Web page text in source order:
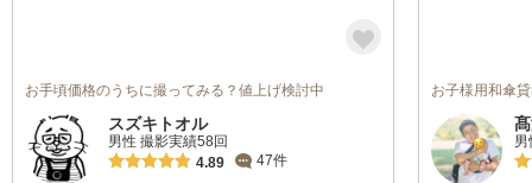
お手頃価格のうちに撮ってみる？値上げ検討中
スズキトオル
男性 撮影実績58回
4.89
47件
お子様用和傘